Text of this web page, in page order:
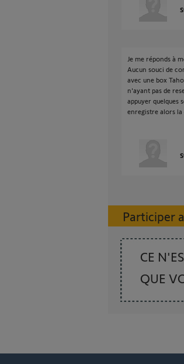
Je me réponds à
Aucun souci de
avec une box
n'ayant pas de
appuyer
enregistre alors la
Participer
CE
QUE